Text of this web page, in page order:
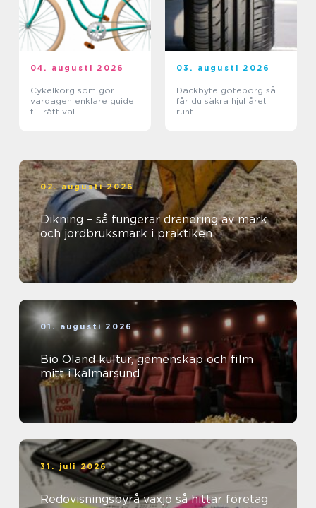
04. augusti 2026
Cykelkorg som gör
vardagen enklare guide
till rätt val
03. augusti 2026
Däckbyte göteborg så
får du säkra hjul året
runt
02. augusti 2026
Dikning – så fungerar dränering av mark
och jordbruksmark i praktiken
01. augusti 2026
Bio Öland kultur, gemenskap och film
mitt i kalmarsund
31. juli 2026
Redovisningsbyrå växjö så hittar företag